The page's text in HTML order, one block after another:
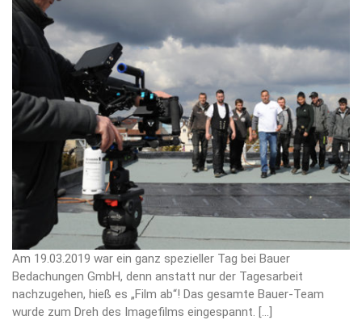
Am 19.03.2019 war ein ganz spezieller Tag bei Bauer
Bedachungen GmbH, denn anstatt nur der Tagesarbeit
nachzugehen, hieß es „Film ab“! Das gesamte Bauer-Team
wurde zum Dreh des Imagefilms eingespannt. […]